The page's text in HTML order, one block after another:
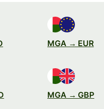
MGA → EUR
MGA → GBP